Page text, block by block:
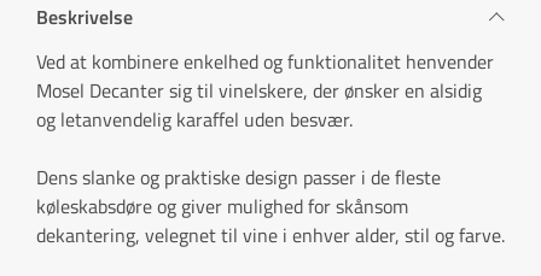
Beskrivelse
Ved at kombinere enkelhed og funktionalitet henvender
Mosel Decanter sig til vinelskere, der ønsker en alsidig
og letanvendelig karaffel uden besvær.
Dens slanke og praktiske design passer i de fleste
køleskabsdøre og giver mulighed for skånsom
dekantering, velegnet til vine i enhver alder, stil og farve.